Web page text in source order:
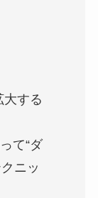
大する
て“ダ
ニッ